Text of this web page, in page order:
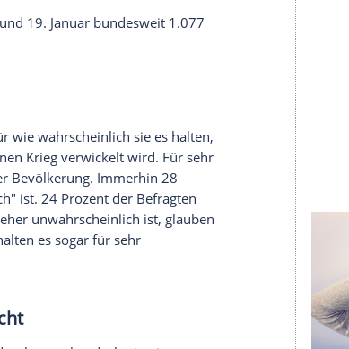
Prozent sind in dieser Frage
nach Einschätzung der Menschen in
des russischen Angriffskriegs auf die
durchgeführten Umfrage zwischen 75
zu den Ländern, von denen "in den
für den Frieden in der Welt"
81 Prozent. China halten demnach aktuell
Staat, der den Weltfrieden gefährdet.